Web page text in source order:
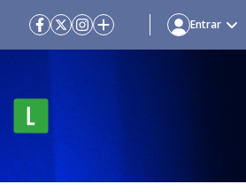
Entrar